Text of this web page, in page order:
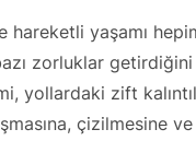
hareketli yaşamı
zorluklar
yollardaki zift
çizilmesine